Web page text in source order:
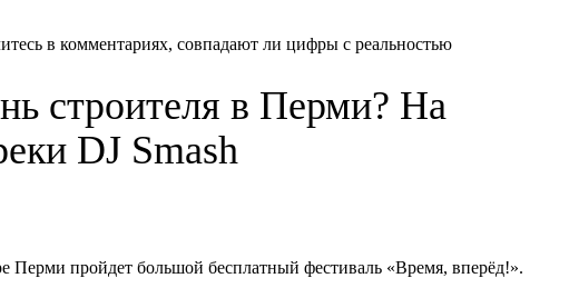
в комментариях, совпадают ли цифры с реальностью
строителя в Перми? На
DJ Smash
Перми пройдет большой бесплатный фестиваль «Время, вперёд!».